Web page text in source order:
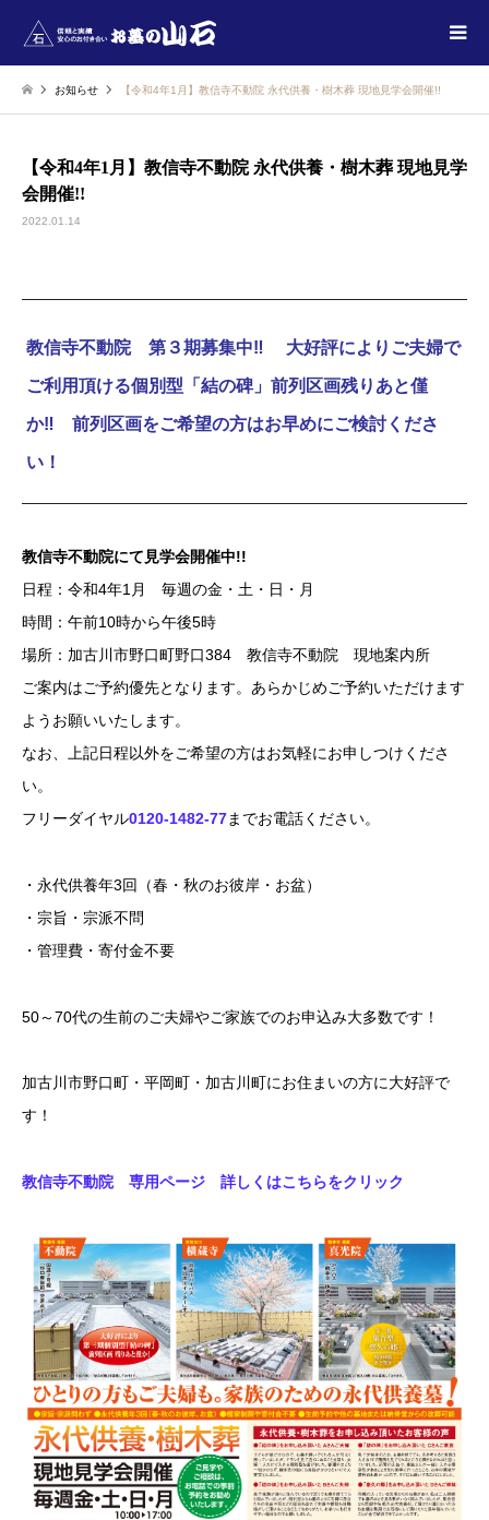
お知らせ 【令和4年1月】教信寺不動院 永代供養・樹木葬 現地見学会開催!!
【令和4年1月】教信寺不動院 永代供養・樹木葬 現地見学
会開催!!
2022.01.14
教信寺不動院 第３期募集中‼ 大好評によりご夫婦で
ご利用頂ける個別型「結の碑」前列区画残りあと僅
か‼ 前列区画をご希望の方はお早めにご検討くださ
い！
教信寺不動院にて見学会開催中!!
日程：令和4年1月 毎週の金・土・日・月
時間：午前10時から午後5時
場所：加古川市野口町野口384 教信寺不動院 現地案内所
ご案内はご予約優先となります。あらかじめご予約いただけます
ようお願いいたします。
なお、上記日程以外をご希望の方はお気軽にお申しつけくださ
い。
フリーダイヤル0120-1482-77までお電話ください。
・永代供養年3回（春・秋のお彼岸・お盆）
・宗旨・宗派不問
・管理費・寄付金不要
50～70代の生前のご夫婦やご家族でのお申込み大多数です！
加古川市野口町・平岡町・加古川町にお住まいの方に大好評で
す！
教信寺不動院 専用ページ 詳しくはこちらをクリック